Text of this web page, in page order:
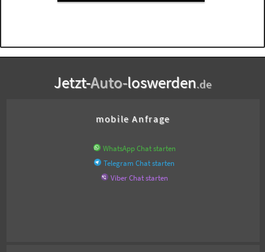
Jetzt-Auto-loswerden.de
mobile Anfrage
WhatsApp Chat starten
Telegram Chat starten
Viber Chat starten